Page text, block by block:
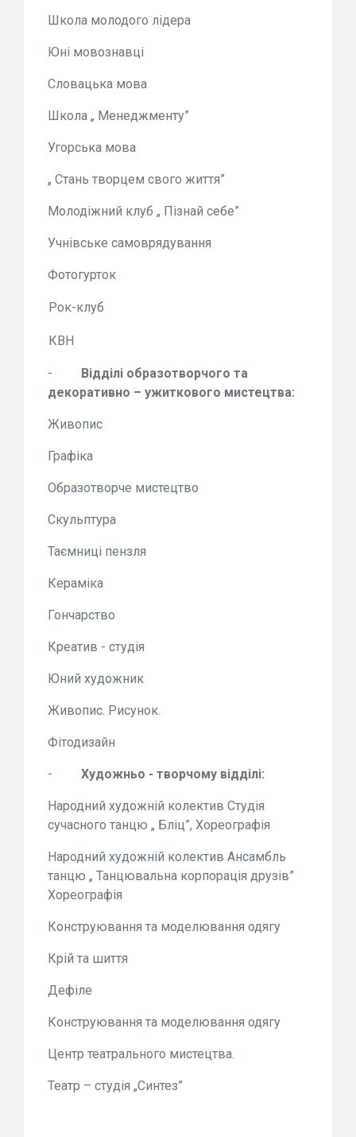
Школа молодого лідера
Юні мовознавці
Словацька мова
Школа „ Менеджменту”
Угорська мова
„ Стань творцем свого життя”
Молодіжний клуб „ Пізнай себе”
Учнівське самоврядування
Фотогурток
Рок-клуб
КВН
-
Відділі образотворчого та
декоративно – ужиткового мистецтва:
Живопис
Графіка
Образотворче мистецтво
Скульптура
Таємниці пензля
Кераміка
Гончарство
Креатив - студія
Юний художник
Живопис. Рисунок.
Фітодизайн
- Художньо - творчому відділі:
Народний художній колектив Студія
сучасного танцю „ Бліц”, Хореографія
Народний художній колектив Ансамбль
танцю „ Танцювальна корпорація друзів”
Хореографія
Конструювання та моделювання одягу
Крій та шиття
Дефіле
Конструювання та моделювання одягу
Центр театрального мистецтва.
Театр – студія „Синтез”